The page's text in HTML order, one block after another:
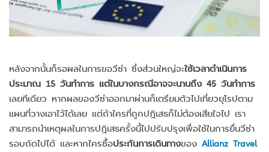
หลังจากนั้นก็รอผลในการขอวีซ่า ซึ่งส่วนใหญ่จะใช้เวลาดำเนินการ
ประมาณ 15 วันทำการ แต่ในบางกรณีอาจจะนานถึง 45 วันทำการ
เลยทีเดียว หากผลของวีซ่าออกมาผ่านก็เตรียมตัวไปเที่ยวยุโรปตาม
แผนที่วางเอาไว้ได้เลย แต่ถ้าใครที่ถูกปฎิเสธก็ไม่ต้องเสียใจไป เรา
สามารถนำเหตุผลในการปฎิเสธครั้งนี้ไปปรับปรุงเพื่อใช้ในการยื่นวีซ่า
รอบถัดไปได้ และหากใครซื้อประกันการเดินทางของ Allianz Travel